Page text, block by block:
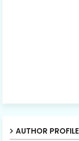
AUTHOR PROFILE